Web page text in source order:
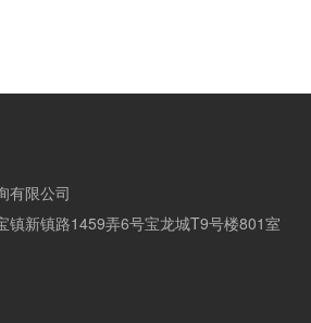
有限公司
镇新镇路1459弄6号宝龙城T9号楼801室